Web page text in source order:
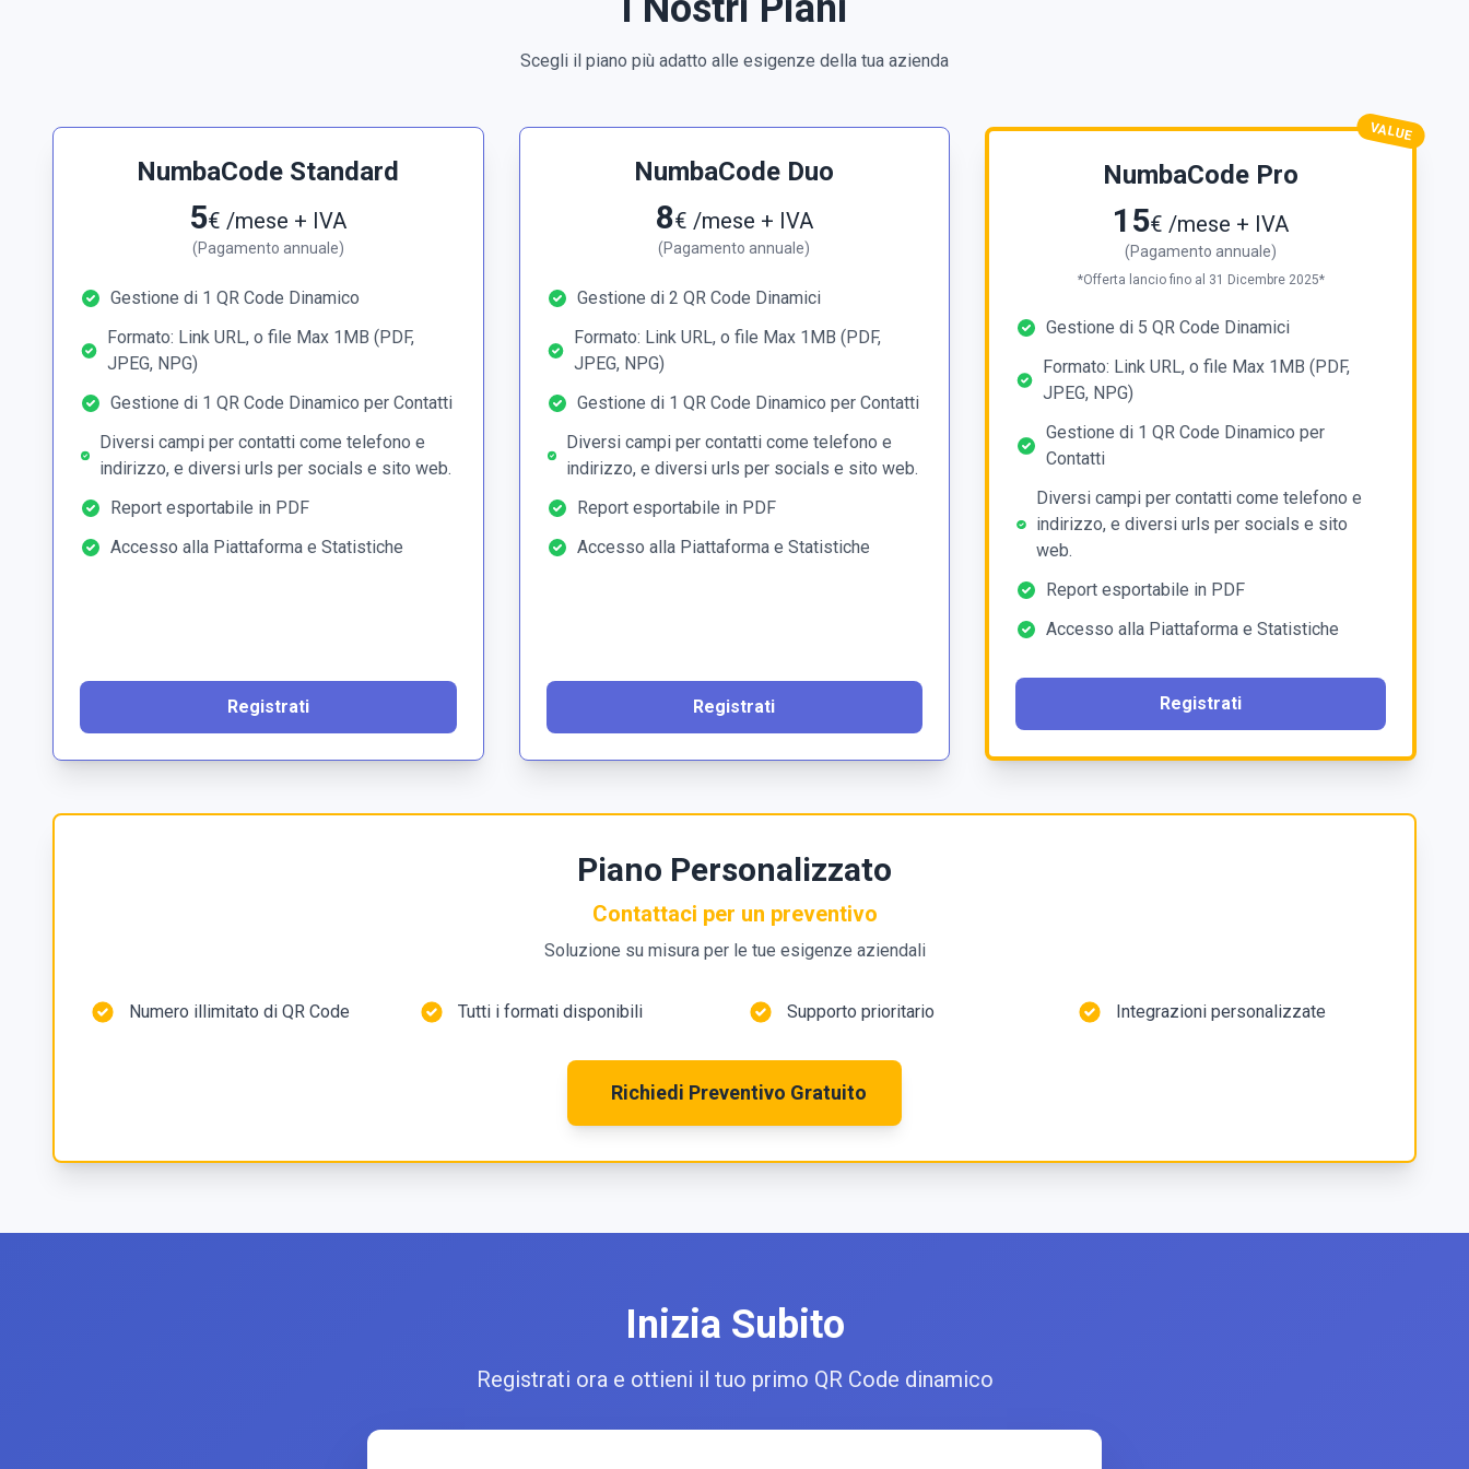
Tuttavia, con NumbaCard, hai 10 card multi-uso che ti permettono, grazie alla tecnologia NFC,
evitando di dover stampare e ristampare i biglietti da visita in continuazione. Inoltre, con
Scegli il piano più adatto alle esigenze della tua azienda
NumbaCode Standard
5€ /mese + IVA
(Pagamento annuale)
Gestione di 1 QR Code Dinamico
Formato: Link URL, o file Max 1MB (PDF,
JPEG, NPG)
Gestione di 1 QR Code Dinamico per Contatti
Diversi campi per contatti come telefono e
indirizzo, e diversi urls per socials e sito web.
Report esportabile in PDF
Accesso alla Piattaforma e Statistiche
Registrati
NumbaCode Duo
8€ /mese + IVA
(Pagamento annuale)
Gestione di 2 QR Code Dinamici
Formato: Link URL, o file Max 1MB (PDF,
JPEG, NPG)
Gestione di 1 QR Code Dinamico per Contatti
Diversi campi per contatti come telefono e
indirizzo, e diversi urls per socials e sito web.
Report esportabile in PDF
Accesso alla Piattaforma e Statistiche
Registrati
VALUE
NumbaCode Pro
15€ /mese + IVA
(Pagamento annuale)
*Offerta lancio fino al 31 Dicembre 2025*
Gestione di 5 QR Code Dinamici
Formato: Link URL, o file Max 1MB (PDF,
JPEG, NPG)
Gestione di 1 QR Code Dinamico per
Contatti
Diversi campi per contatti come telefono e
indirizzo, e diversi urls per socials e sito
web.
Report esportabile in PDF
Accesso alla Piattaforma e Statistiche
Registrati
Piano Personalizzato
Contattaci per un preventivo
Soluzione su misura per le tue esigenze aziendali
Numero illimitato di QR Code Tutti i formati disponibili Supporto prioritario Integrazioni personalizzate
Richiedi Preventivo Gratuito
Inizia Subito
Registrati ora e ottieni il tuo primo QR Code dinamico